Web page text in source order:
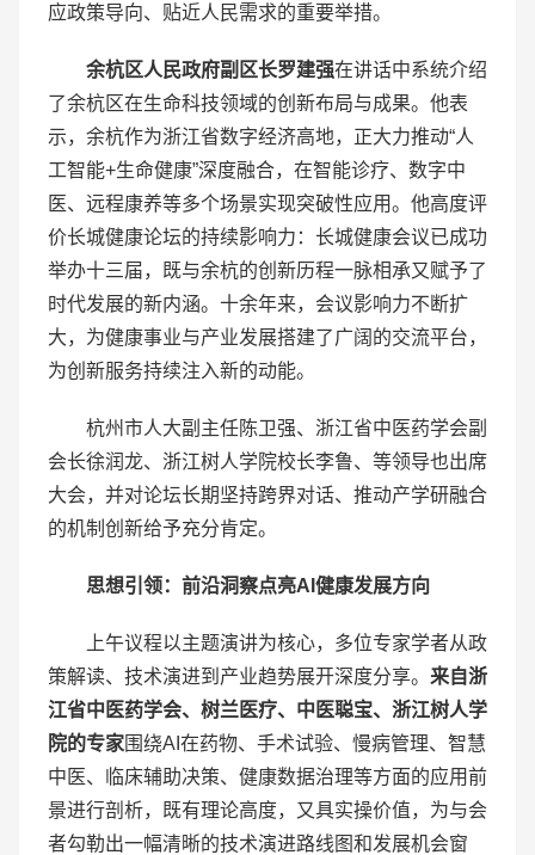
应政策导向、贴近人民需求的重要举措。
余杭区人民政府副区长罗建强在讲话中系统介绍
了余杭区在生命科技领域的创新布局与成果。他表
示，余杭作为浙江省数字经济高地，正大力推动“人
工智能+生命健康”深度融合，在智能诊疗、数字中
医、远程康养等多个场景实现突破性应用。他高度评
价长城健康论坛的持续影响力：长城健康会议已成功
举办十三届，既与余杭的创新历程一脉相承又赋予了
时代发展的新内涵。十余年来，会议影响力不断扩
大，为健康事业与产业发展搭建了广阔的交流平台，
为创新服务持续注入新的动能。
杭州市人大副主任陈卫强、浙江省中医药学会副
会长徐润龙、浙江树人学院校长李鲁、等领导也出席
大会，并对论坛长期坚持跨界对话、推动产学研融合
的机制创新给予充分肯定。
思想引领：前沿洞察点亮AI 健康发展方向
上午议程以主题演讲为核心，多位专家学者从政
策解读、技术演进到产业趋势展开深度分享。 来自浙
江省中医药学会、树兰医疗、中医聪宝、浙江树人学
院的专家围绕AI在药物、手术试验、慢病管理、智慧
中医、临床辅助决策、健康数据治理等方面的应用前
景进行剖析，既有理论高度，又具实操价值，为与会
者勾勒出一幅清晰的技术演进路线图和发展机会窗